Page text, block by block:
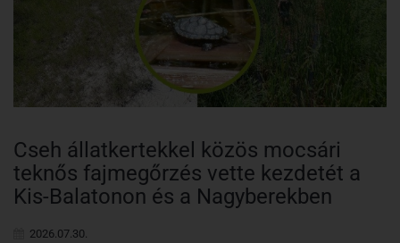
Cseh állatkertekkel közös mocsári
teknős fajmegőrzés vette kezdetét a
Kis-Balatonon és a Nagyberekben
2026.07.30.